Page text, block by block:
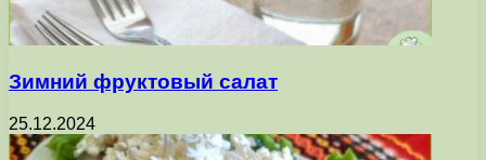
Зимний фруктовый салат
25.12.2024